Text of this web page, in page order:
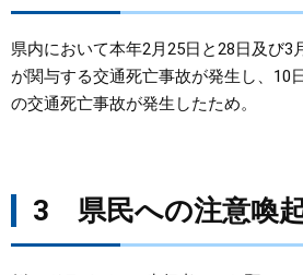
県内において本年2月25日と28日及び3
が関与する交通死亡事故が発生し、10
の交通死亡事故が発生したため。
3 県民への注意喚